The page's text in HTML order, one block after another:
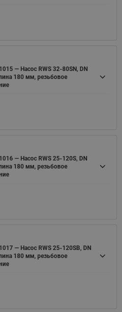
— Насос RWS 32-80SN, DN
180 мм, резьбовое
— Насос RWS 25-120S, DN
180 мм, резьбовое
— Насос RWS 25-120SB, DN
180 мм, резьбовое